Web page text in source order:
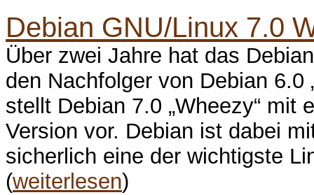
Debian GNU/Linux 7.0
Über zwei Jahre hat das
den Nachfolger von Debian 6.0
stellt Debian 7.0 „Wheezy“ mit
Version vor. Debian ist dabei
sicherlich eine der wichtigste
(weiterlesen)